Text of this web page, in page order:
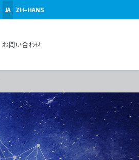
JA ZH-HANS
お問い合わせ